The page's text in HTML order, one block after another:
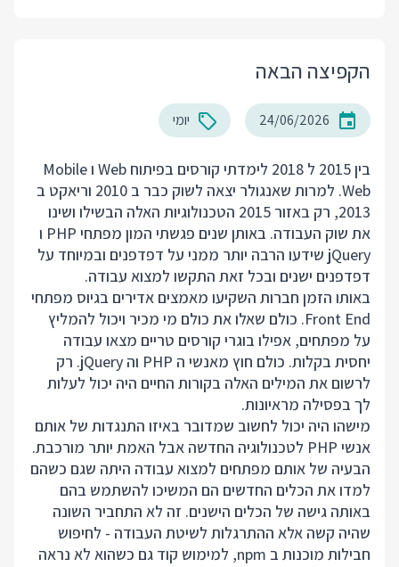
הקפיצה הבאה
24/06/2026 יומי
בין 2015 ל 2018 לימדתי קורסים בפיתוח Web ו Mobile
Web. למרות שאנגולר יצאה לשוק כבר ב 2010 וריאקט ב
2013, רק באזור 2015 הטכנולוגיות האלה הבשילו ושינו
את שוק העבודה. באותן שנים פגשתי המון מפתחי PHP ו
jQuery שידעו הרבה יותר ממני על דפדפנים ובמיוחד על
דפדפנים ישנים ובכל זאת התקשו למצוא עבודה.
באותו הזמן חברות השקיעו מאמצים אדירים בגיוס מפתחי
Front End. כולם שאלו את כולם מי מכיר ויכול להמליץ
על מפתחים, אפילו בוגרי קורסים טריים מצאו עבודה
יחסית בקלות. כולם חוץ מאנשי ה PHP וה jQuery. רק
לרשום את המילים האלה בקורות החיים היה יכול לעלות
לך בפסילה מראיונות.
מישהו היה יכול לחשוב שמדובר באיזו התנגדות של אותם
אנשי PHP לטכנולוגיה החדשה אבל האמת יותר מורכבת.
הבעיה של אותם מפתחים למצוא עבודה היתה שגם כשהם
למדו את הכלים החדשים הם המשיכו להשתמש בהם
באותה גישה של הכלים הישנים. זה לא התחביר השונה
שהיה קשה אלא ההתרגלות לשיטת העבודה - לחיפוש
חבילות מוכנות ב npm, למימוש קוד גם כשהוא לא נראה